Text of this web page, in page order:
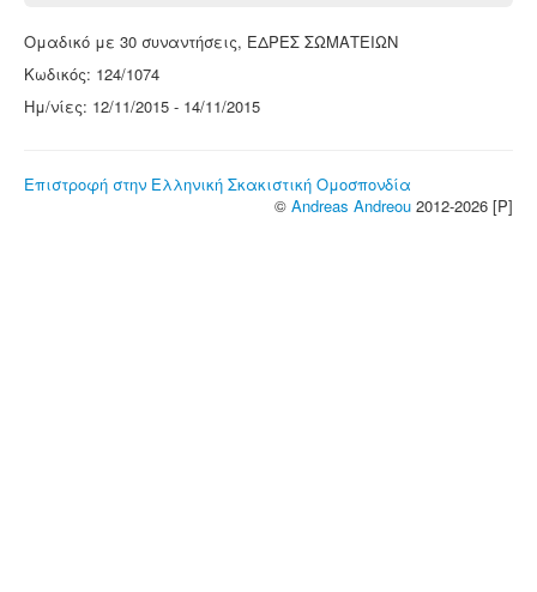
Ομαδικό με 30 συναντήσεις, ΕΔΡΕΣ ΣΩΜΑΤΕΙΩΝ
Κωδικός: 124/1074
Ημ/νίες: 12/11/2015 - 14/11/2015
Επιστροφή στην Ελληνική Σκακιστική Ομοσπονδία
© Andreas Andreou 2012-2026 [P]